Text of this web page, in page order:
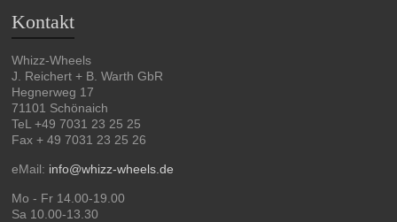
Kontakt
Whizz-Wheels
J. Reichert + B. Warth GbR
Hegnerweg 17
71101 Schönaich
TeL +49 7031 23 25 25
Fax + 49 7031 23 25 26
eMail: info@whizz-wheels.de
Mo - Fr 14.00-19.00
Sa 10.00-13.30